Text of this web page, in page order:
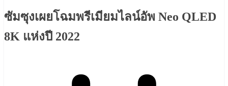
ซัมซุงเผยโฉมพรีเมียมไลน์อัพ Neo QLED
8K แห่งปี 2022